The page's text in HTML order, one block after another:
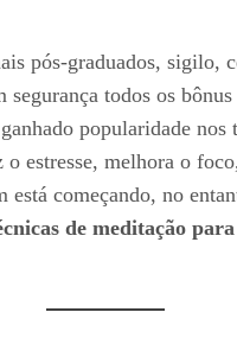
pós-graduados, sigilo,
segurança todos os
popularidade nos
estresse, melhora o
está começando, no
de meditação